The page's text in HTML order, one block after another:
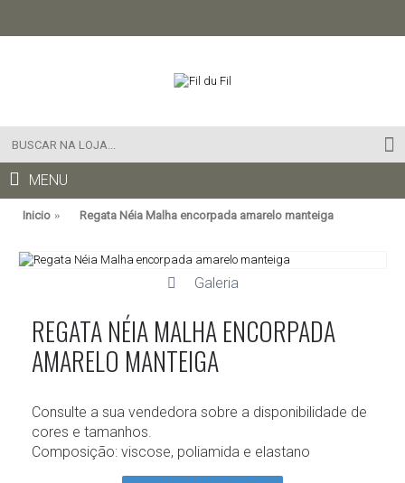
MENU
Inicio Regata Néia Malha encorpada amarelo manteiga
Galeria
REGATA NÉIA MALHA ENCORPADA
AMARELO MANTEIGA
Consulte a sua vendedora sobre a disponibilidade de
cores e tamanhos.
Composição: viscose, poliamida e elastano